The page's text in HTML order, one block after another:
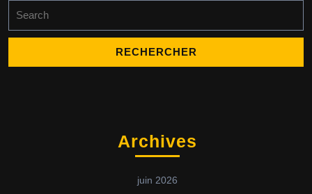
Archives
juin 2026